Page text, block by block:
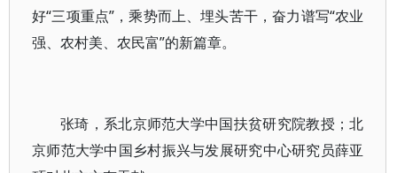
好“三项重点”，乘势而上、埋头苦干，奋力谱写“农业
强、农村美、农民富”的新篇章。
张琦，系北京师范大学中国扶贫研究院教授；北
京师范大学中国乡村振兴与发展研究中心研究员薛亚